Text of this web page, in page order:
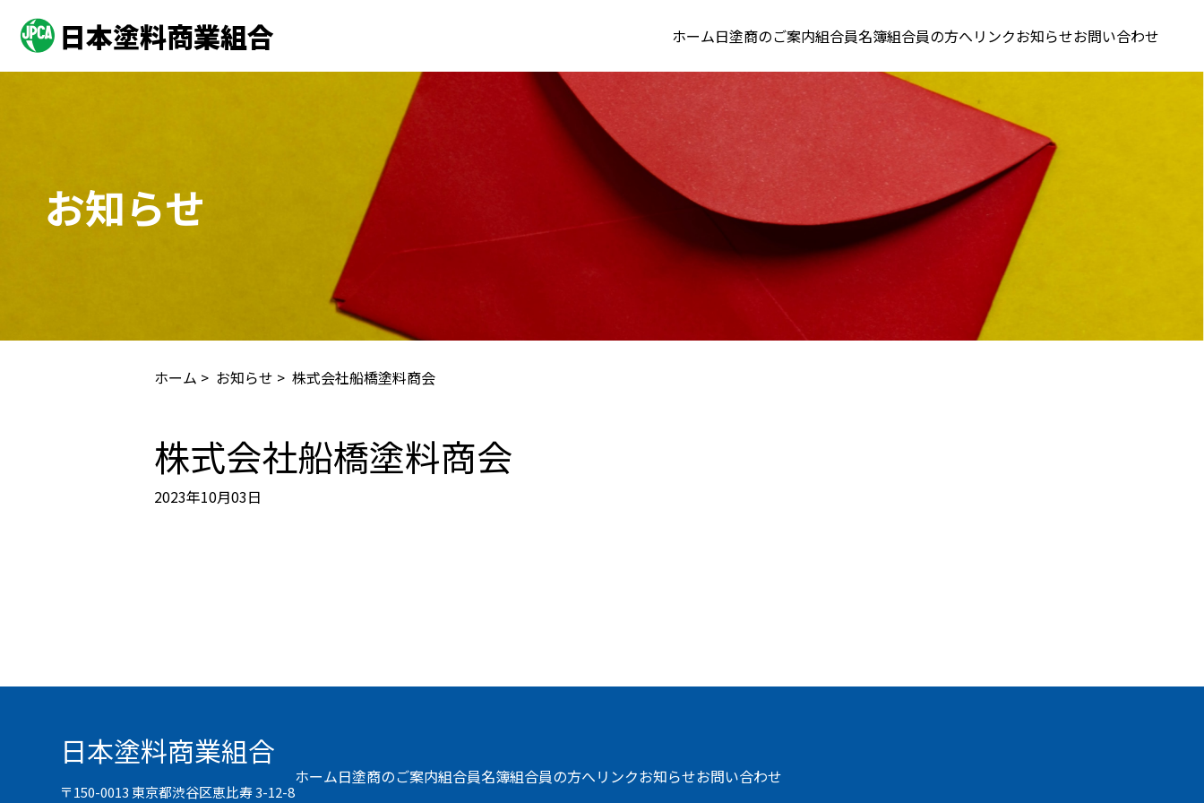
日本塗料商業組合 ホーム日塗商のご案内組合員名簿組合員の方へリンクお知らせお問い合わせ
お知らせ
ホーム > お知らせ > 株式会社船橋塗料商会
株式会社船橋塗料商会
2023年10月03日
日本塗料商業組合
〒150-0013 東京都渋谷区恵比寿 3-12-8
ホーム日塗商のご案内組合員名簿組合員の方へリンクお知らせお問い合わせ